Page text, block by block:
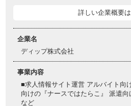
詳しい企業概要
企業名
ディップ株式会社
事業内容
■求人情報サイト運営 アルバイト向
向けの『ナースではたらこ』 派遣向
など